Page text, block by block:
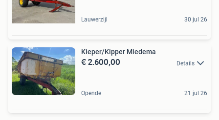
Lauwerzijl 30 jul 26
Kieper/Kipper Miedema
€ 2.600,00 Details
Opende 21 jul 26